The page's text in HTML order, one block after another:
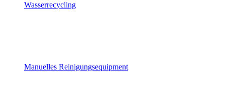
Wasserrecycling
Manuelles Reinigungsequipment